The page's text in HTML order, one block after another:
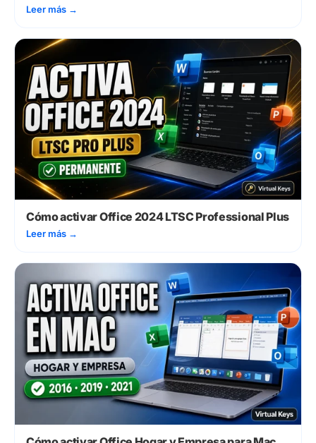
Leer más →
Cómo activar Office 2024 LTSC Professional Plus
Leer más →